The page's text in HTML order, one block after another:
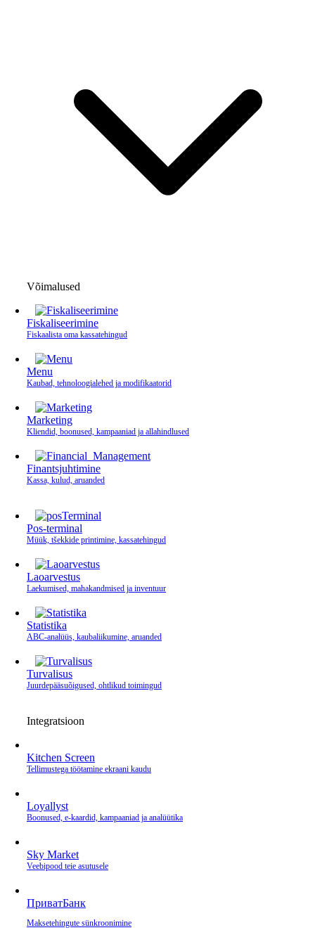
Võimalused
Fiskaliseerimine
Fiskaalista oma kassatehingud
Menu
Kaubad, tehnoloogialehed ja modifikaatorid
Marketing
Kliendid, boonused, kampaaniad ja allahindlused
Finantsjuhtimine
Kassa, kulud, aruanded
Pos-terminal
Müük, tšekkide printimine, kassatehingud
Laoarvestus
Laekumised, mahakandmised ja inventuur
Statistika
ABC-analüüs, kaubaliikumine, aruanded
Turvalisus
Juurdepääsuõigused, ohtlikud toimingud
Integratsioon
Kitchen Screen
Tellimustega töötamine ekraani kaudu
Loyallyst
Boonused, e‑kaardid, kampaaniad ja analüütika
Sky Market
Veebipood teie asutusele
ПриватБанк
Makse­tehingute sünkroonimine